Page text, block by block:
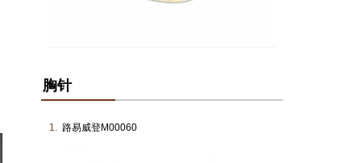
胸针
1. 路易威登M00060